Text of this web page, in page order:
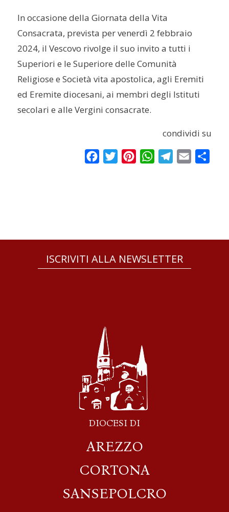
In occasione della Giornata della Vita
Consacrata, prevista per venerdì 2 febbraio
2024, il Vescovo rivolge il suo invito a tutti i
Superiori e le Superiore delle Comunità
Religiose e Società vita apostolica, agli Eremiti
ed Eremite diocesani, ai membri degli Istituti
secolari e alle Vergini consacrate.
condividi su
FacebookTwitterPinterestWhatsAppTelegram
Email
ISCRIVITI ALLA NEWSLETTER
DIOCESI DI
AREZZO
CORTONA
SANSEPOLCRO